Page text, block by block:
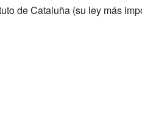
de Cataluña (su ley más